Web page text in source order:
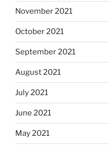
November 2021
October 2021
September 2021
August 2021
July 2021
June 2021
May 2021